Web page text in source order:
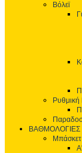
Βόλεϊ
Ρυθμική
ΒΑΘΜΟΛΟΓΙΕΣ